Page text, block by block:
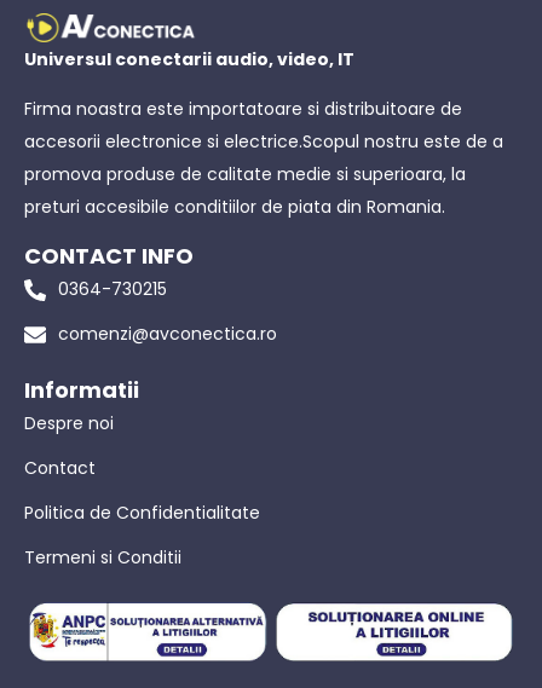
Universul conectarii audio, video, IT
Firma noastra este importatoare si distribuitoare de
accesorii electronice si electrice.Scopul nostru este de a
promova produse de calitate medie si superioara, la
preturi accesibile conditiilor de piata din Romania.
CONTACT INFO
0364-730215
comenzi@avconectica.ro
Informatii
Despre noi
Contact
Politica de Confidentialitate
Termeni si Conditii